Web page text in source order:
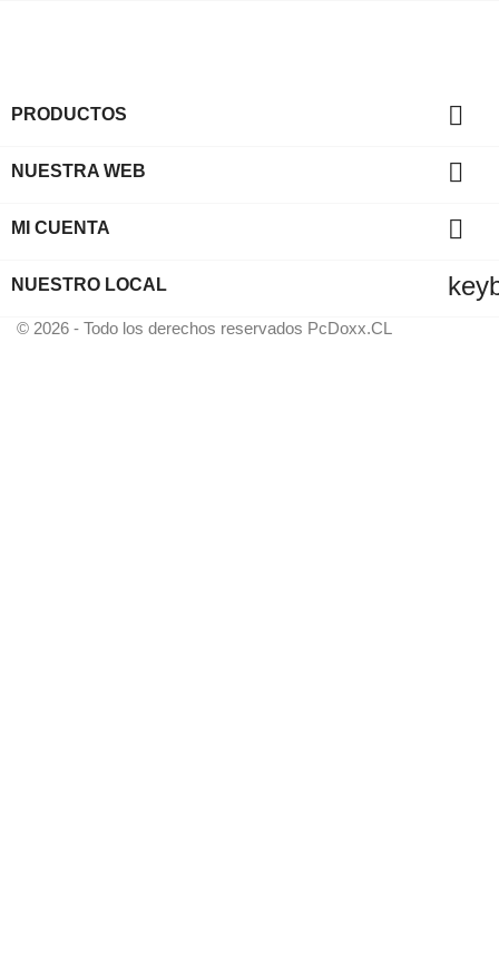
PRODUCTOS 
NUESTRA WEB 
MI CUENTA 
NUESTRO LOCAL
© 2026 - Todo los derechos reservados PcDoxx.CL